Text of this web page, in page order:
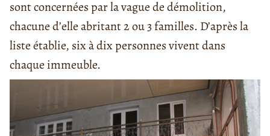
sont concernées par la vague de démolition,
chacune d’elle abritant 2 ou 3 familles. D’après la
liste établie, six à dix personnes vivent dans
chaque immeuble.